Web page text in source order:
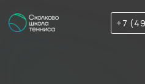
+7 (495) 260-90-90